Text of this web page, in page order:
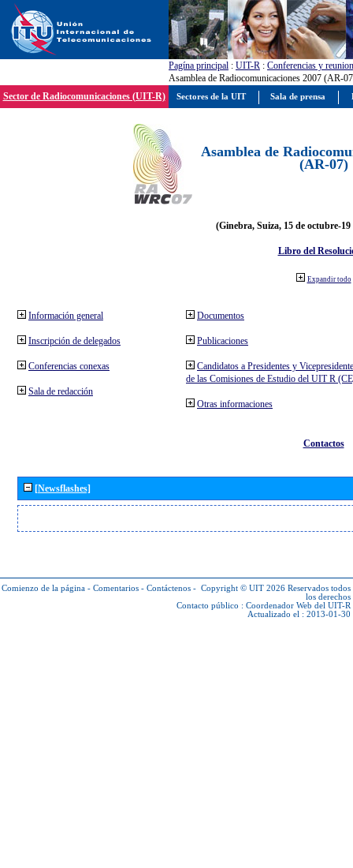
Pagína principal : UIT-R : Conferencias y
Asamblea de Radiocomunicaciones 2007 (AR-
Sector de Radiocomunicaciones (UIT-R)
Asamblea de
(AR-07)
(Ginebra, Suiza, 15 de octubre-19
Libro del
Expandir todo
Información general
Inscripción de delegados
Conferencias conexas
Sala de redacción
Documentos
Publicaciones
Candidatos a Presidentes y
de las Comisiones de Estudio del UIT R
Otras informaciones
Contactos
[Newsflashes]
Comienzo de la página - Comentarios - Contáctenos - Copyright © UIT 2026 Reservados todos
los derechos
Contacto público : Coordenador Web del UIT-R
Actualizado el : 2013-01-30
Sectores de la UIT Sala de prensa